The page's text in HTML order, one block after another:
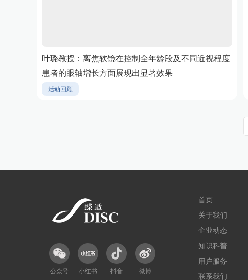
叶璐教授：离焦软镜在控制全年龄段及不同近视程度
患者的眼轴增长方面展现出显著效果
活动回顾
公众号 小红书 抖音 微博
首页
关于我们
企业动态
知识科普
用户服务
联系我们